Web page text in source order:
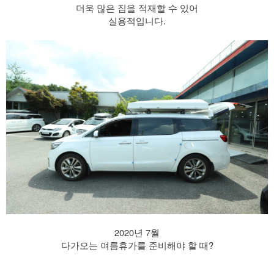
더욱 많은 짐을 적재할 수 있어
실용적입니다.
2020년 7월
다가오는 여름휴가를 준비해야 할 때?